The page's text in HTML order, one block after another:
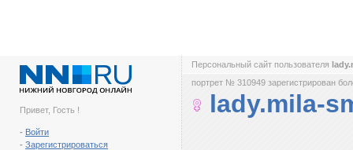
Привет, Гость !
- Войти
- Зарегистрироваться
Персональный сайт пользователя
портрет № 310949 зарегистрирован
lady.mila-